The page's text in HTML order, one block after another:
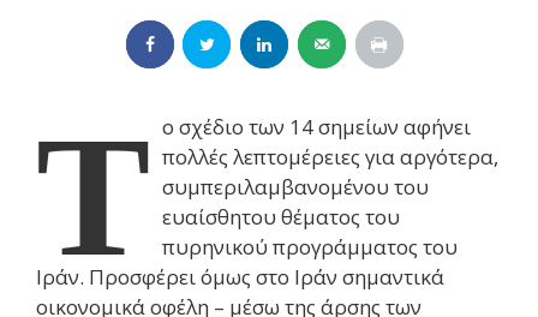
Τ ο σχέδιο των 14 σημείων αφήνει
πολλές λεπτομέρειες για αργότερα,
συμπεριλαμβανομένου του
ευαίσθητου θέματος του
πυρηνικού προγράμματος του
Ιράν. Προσφέρει όμως στο Ιράν σημαντικά
οικονομικά οφέλη – μέσω της άρσης των